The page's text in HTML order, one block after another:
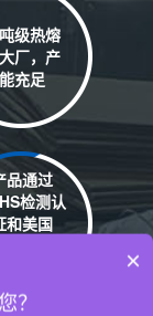
级热熔
厂，产
能充足
品通过
检测认
和美国
自有厂房15000平米
×
？